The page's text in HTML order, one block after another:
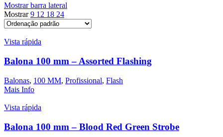
Mostrar barra lateral
Mostrar9 12 18 24
Vista rápida
Balona 100 mm – Assorted Flashing
Balonas, 100 MM, Profissional, Flash
Mais Info
Vista rápida
Balona 100 mm – Blood Red Green Strobe